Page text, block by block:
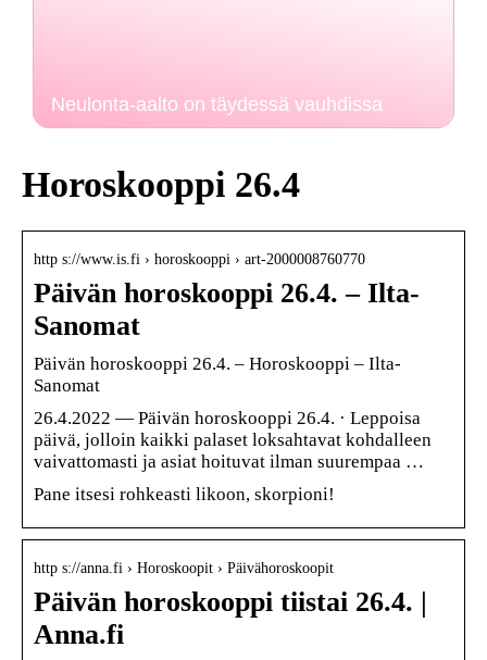
Neulonta-aalto on täydessä vauhdissa
Horoskooppi 26.4
http s://www.is.fi › horoskooppi › art-2000008760770
Päivän horoskooppi 26.4. – Ilta-
Sanomat
Päivän horoskooppi 26.4. – Horoskooppi – Ilta-
Sanomat
26.4.2022 — Päivän horoskooppi 26.4. · Leppoisa
päivä, jolloin kaikki palaset loksahtavat kohdalleen
vaivattomasti ja asiat hoituvat ilman suurempaa …
Pane itsesi rohkeasti likoon, skorpioni!
http s://anna.fi › Horoskoopit › Päivähoroskoopit
Päivän horoskooppi tiistai 26.4. |
Anna.fi